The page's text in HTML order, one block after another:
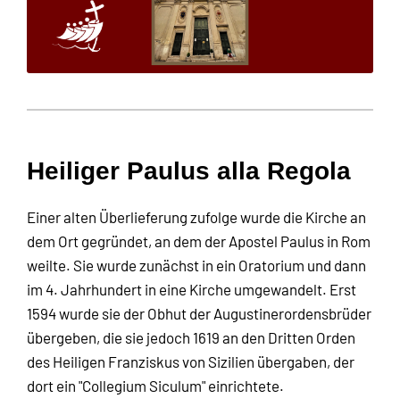
Heiliger Paulus alla Regola
Einer alten Überlieferung zufolge wurde die Kirche an
dem Ort gegründet, an dem der Apostel Paulus in Rom
weilte. Sie wurde zunächst in ein Oratorium und dann
im 4. Jahrhundert in eine Kirche umgewandelt. Erst
1594 wurde sie der Obhut der Augustinerordensbrüder
übergeben, die sie jedoch 1619 an den Dritten Orden
des Heiligen Franziskus von Sizilien übergaben, der
dort ein "Collegium Siculum" einrichtete.